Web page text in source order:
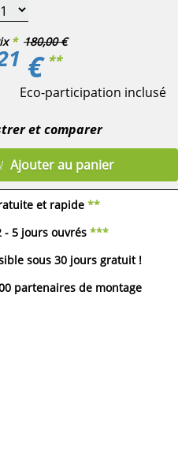
* 180,00 €
€ **
Eco-participation inclusé
et rapide **
- 5 jours ouvrés ***
sous 30 jours gratuit!
partenaires de montage
et comparer
Ajouter au panier